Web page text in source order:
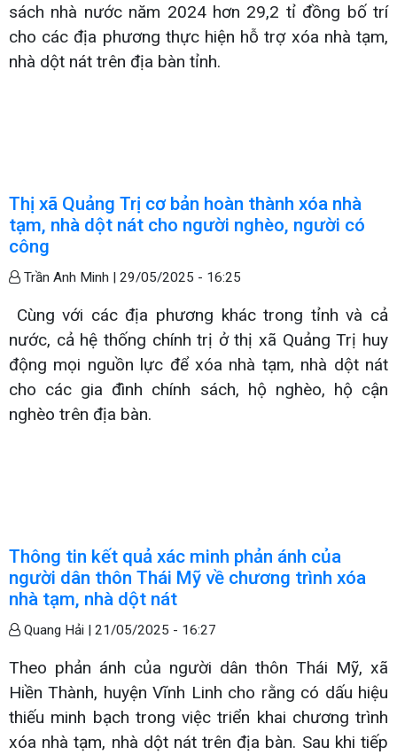
sách nhà nước năm 2024 hơn 29,2 tỉ đồng bố trí
cho các địa phương thực hiện hỗ trợ xóa nhà tạm,
nhà dột nát trên địa bàn tỉnh.
Thị xã Quảng Trị cơ bản hoàn thành xóa nhà
tạm, nhà dột nát cho người nghèo, người có
công
Trần Anh Minh | 29/05/2025 - 16:25
Cùng với các địa phương khác trong tỉnh và cả
nước, cả hệ thống chính trị ở thị xã Quảng Trị huy
động mọi nguồn lực để xóa nhà tạm, nhà dột nát
cho các gia đình chính sách, hộ nghèo, hộ cận
nghèo trên địa bàn.
Thông tin kết quả xác minh phản ánh của
người dân thôn Thái Mỹ về chương trình xóa
nhà tạm, nhà dột nát
Quang Hải | 21/05/2025 - 16:27
Theo phản ánh của người dân thôn Thái Mỹ, xã
Hiền Thành, huyện Vĩnh Linh cho rằng có dấu hiệu
thiếu minh bạch trong việc triển khai chương trình
xóa nhà tạm, nhà dột nát trên địa bàn. Sau khi tiếp